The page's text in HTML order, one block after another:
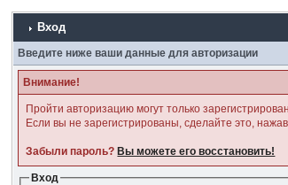
Вход
Введите ниже ваши данные для авторизации
Внимание!
Пройти авторизацию могут только
Если вы не зарегистрированы, сделайте это,
Забыли пароль? Вы можете его восстановить!
Вход